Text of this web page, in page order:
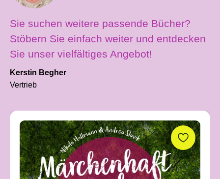
Sie suchen weitere passende Bücher?
Stöbern Sie einfach weiter und entdecken
Sie unser vielfältiges Angebot!
Kerstin Begher
Vertrieb
Produktgalerie überspringen